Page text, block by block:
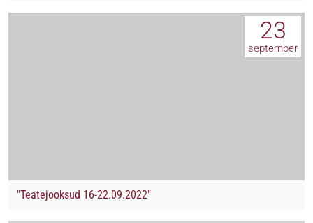
23
september
"Teatejooksud 16-22.09.2022"